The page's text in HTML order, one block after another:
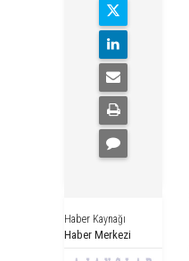
Haber Kaynağı
Haber Merkezi